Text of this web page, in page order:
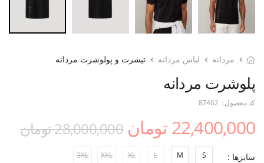
مردانه لباس مردانه تیشرت و پولوشرت مردانه
پلوشرت مردانه
کد محصول : 87462
22,400,000 تومان 28,000,000 تومان
سایزها : S
M
L
XL
XXL
3XL